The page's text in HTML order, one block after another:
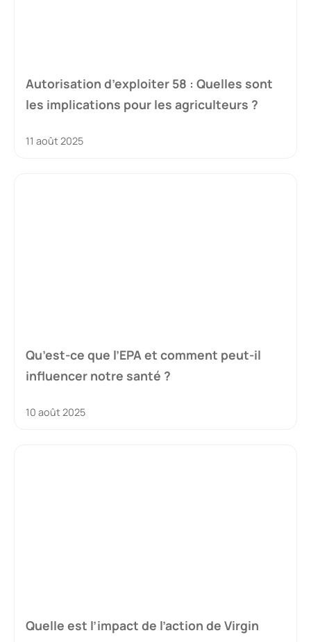
Autorisation d’exploiter 58 : Quelles sont
les implications pour les agriculteurs ?
11 août 2025
Qu’est-ce que l’EPA et comment peut-il
influencer notre santé ?
10 août 2025
Quelle est l’impact de l’action de Virgin